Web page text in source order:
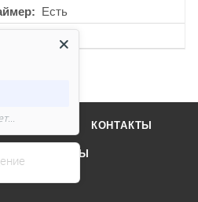
Есть
ОТЗЫВЫ КОНТАКТЫ
БРЕНДЫ